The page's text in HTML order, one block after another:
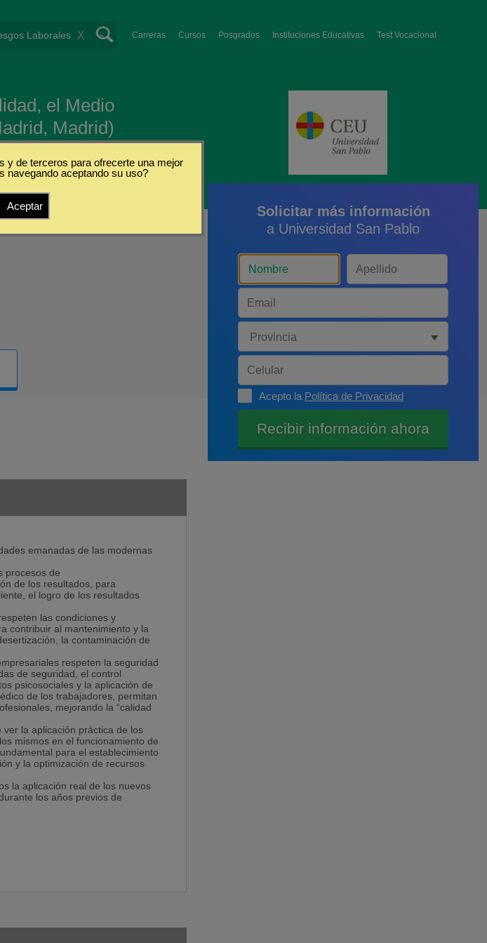
Carreras Cursos Posgrados Instituciones Educativas Test Vocacional
X
el Medio
Madrid)
emanadas de las modernas
procesos de
de los resultados, para
el logro de los resultados
las condiciones y
contribuir al mantenimiento y la
la contaminación de
respeten la seguridad
de seguridad, el control
psicosociales y la aplicación de
de los trabajadores, permitan
mejorando la “calidad
la aplicación práctica de los
mismos en el funcionamiento de
para el establecimiento
y la optimización de recursos
la aplicación real de los nuevos
los años previos de
ajenos.
de nuestros alumnos
Solicitar más información
a Universidad San Pablo
Acepto la Política de Privacidad
y de terceros para ofrecerte una mejor
navegando aceptando su uso?
Aceptar